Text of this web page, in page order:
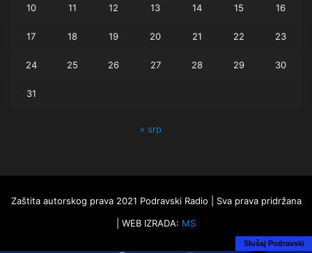
10 11 12 13 14 15 16
17 18 19 20 21 22 23
24 25 26 27 28 29 30
31
« srp
Zaštita autorskog prava 2021 Podravski Radio | Sva prava pridržana
| WEB IZRADA: MS
Slušaj Podravski